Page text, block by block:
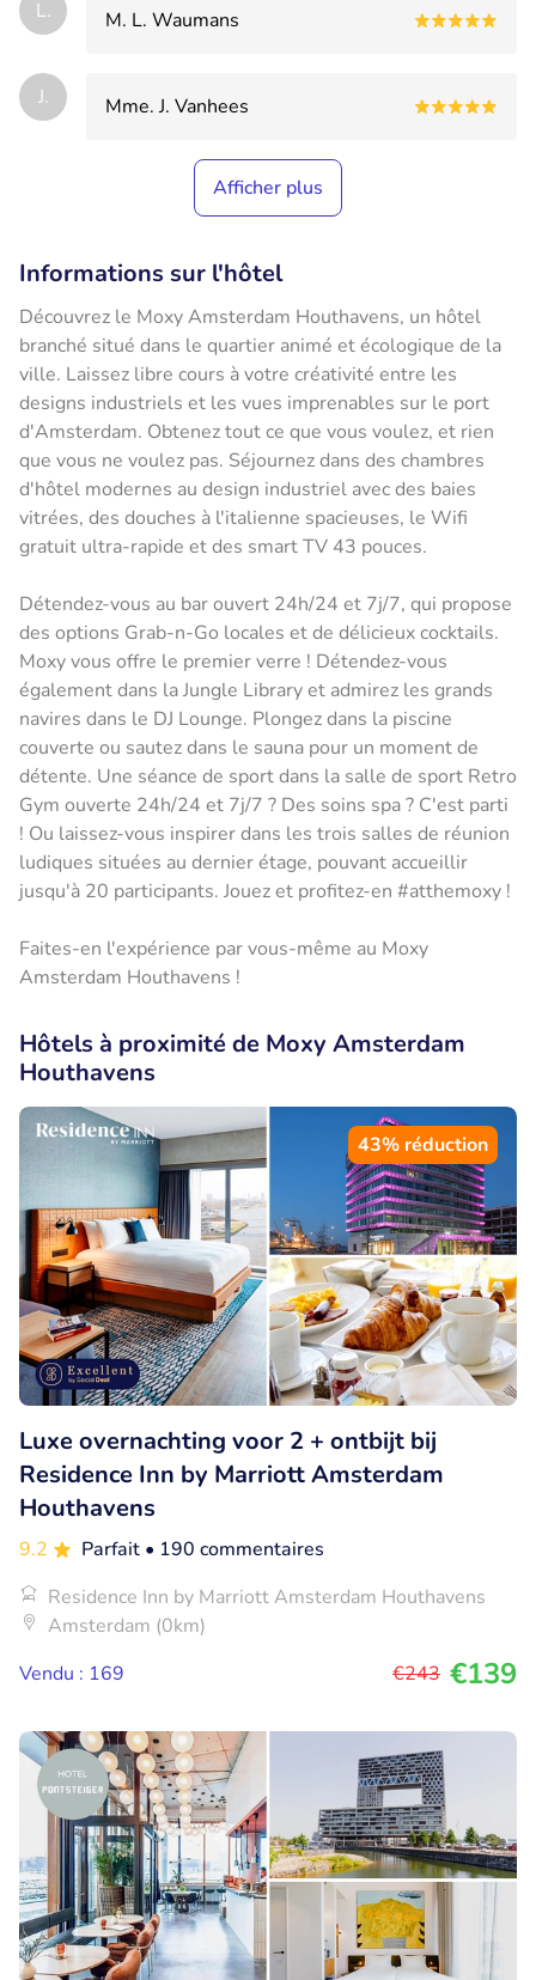
L. M. L. Waumans
J. Mme. J. Vanhees
Afficher plus
Informations sur l'hôtel
Découvrez le Moxy Amsterdam Houthavens, un hôtel
branché situé dans le quartier animé et écologique de la
ville. Laissez libre cours à votre créativité entre les
designs industriels et les vues imprenables sur le port
d'Amsterdam. Obtenez tout ce que vous voulez, et rien
que vous ne voulez pas. Séjournez dans des chambres
d'hôtel modernes au design industriel avec des baies
vitrées, des douches à l'italienne spacieuses, le Wifi
gratuit ultra-rapide et des smart TV 43 pouces.
Détendez-vous au bar ouvert 24h/24 et 7j/7, qui propose
des options Grab-n-Go locales et de délicieux cocktails.
Moxy vous offre le premier verre ! Détendez-vous
également dans la Jungle Library et admirez les grands
navires dans le DJ Lounge. Plongez dans la piscine
couverte ou sautez dans le sauna pour un moment de
détente. Une séance de sport dans la salle de sport Retro
Gym ouverte 24h/24 et 7j/7 ? Des soins spa ? C'est parti
! Ou laissez-vous inspirer dans les trois salles de réunion
ludiques situées au dernier étage, pouvant accueillir
jusqu'à 20 participants. Jouez et profitez-en #atthemoxy !
Faites-en l'expérience par vous-même au Moxy
Amsterdam Houthavens !
Hôtels à proximité de Moxy Amsterdam
Houthavens
43% réduction
Luxe overnachting voor 2 + ontbijt bij
Residence Inn by Marriott Amsterdam
Houthavens
9.2 Parfait • 190 commentaires
Residence Inn by Marriott Amsterdam Houthavens
Amsterdam (0km)
Vendu : 169
€243 €139